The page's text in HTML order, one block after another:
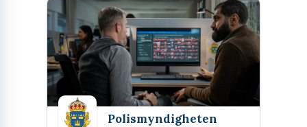
Polismyndigheten